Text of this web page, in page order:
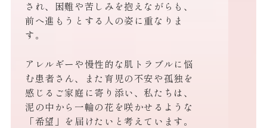
され、困難や苦しみを抱えながらも、
前へ進もうとする人の姿に重なりま
す。
アレルギーや慢性的な肌トラブルに悩
む患者さん、また育児の不安や孤独を
感じるご家庭に寄り添い、私たちは、
泥の中から一輪の花を咲かせるような
「希望」を届けたいと考えています。